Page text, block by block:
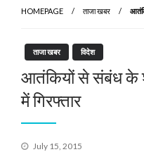
HOMEPAGE ताजा खबर
ताजा खबर विदेश
आतंकियों से संबंध के
में गिरफ्तार
Posted
July 15, 2015